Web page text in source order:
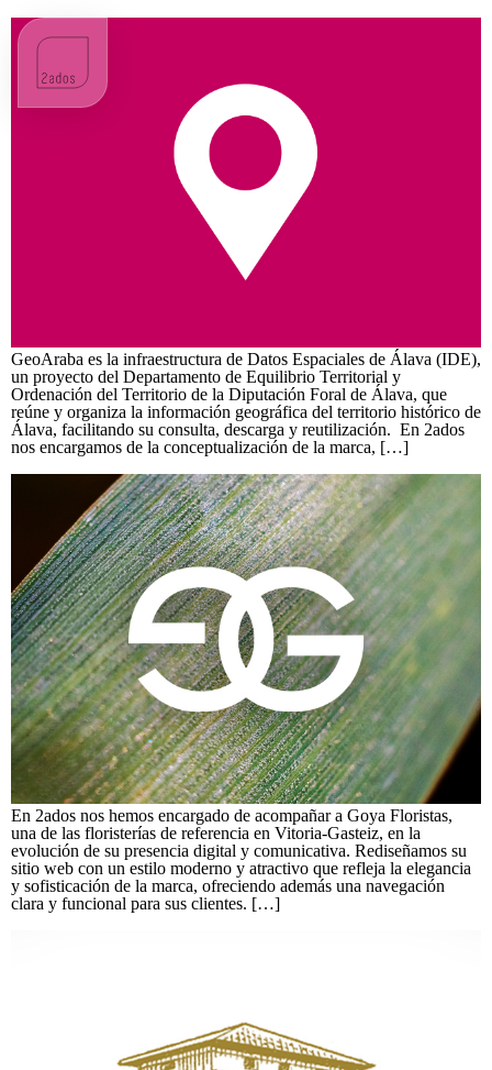
GeoAraba es la infraestructura de Datos Espaciales de Álava (IDE),
un proyecto del Departamento de Equilibrio Territorial y
Ordenación del Territorio de la Diputación Foral de Álava, que
reúne y organiza la información geográfica del territorio histórico de
Álava, facilitando su consulta, descarga y reutilización. En 2ados
nos encargamos de la conceptualización de la marca, […]
En 2ados nos hemos encargado de acompañar a Goya Floristas,
una de las floristerías de referencia en Vitoria-Gasteiz, en la
evolución de su presencia digital y comunicativa. Rediseñamos su
sitio web con un estilo moderno y atractivo que refleja la elegancia
y sofisticación de la marca, ofreciendo además una navegación
clara y funcional para sus clientes. […]